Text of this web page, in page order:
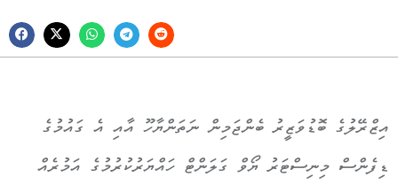
އިޒްރޭލުގެ ބޮޑުވަޒީރު ބެންޖަމިން ނަތަންޔާހޫ އާއި އެ ގައުމުގެ
ޑިފެންސް މިނިސްޓަރު ޔޯވް ގަލަންޓް ހައްޔަރުކުރުމުގެ އަމުރެއް